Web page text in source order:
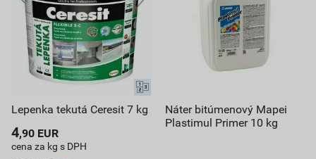
Lepenka tekutá Ceresit 7 kg
4,90 EUR
cena za kg s DPH
Náter bitúmenový Mapei
Plastimul Primer 10 kg